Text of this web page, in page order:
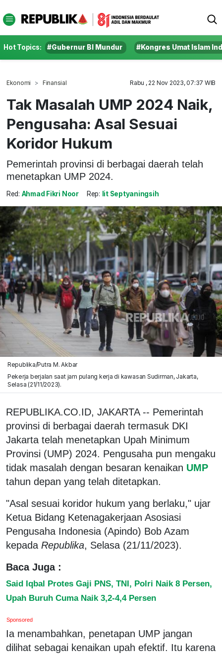
Hot Topics: #Gubernur BI Mundur #Kongres Umat Islam
Ekonomi Finansial Rabu , 22 Nov 2023, 07:37 WIB
Tak Masalah UMP 2024 Naik,
Pengusaha: Asal Sesuai
Koridor Hukum
Pemerintah provinsi di berbagai daerah telah
menetapkan UMP 2024.
Red: Ahmad Fikri Noor Rep: Iit Septyaningsih
Republika/Putra M. Akbar
Pekerja berjalan saat jam pulang kerja di kawasan Sudirman, Jakarta,
Selasa (21/11/2023).
REPUBLIKA.CO.ID, JAKARTA -- Pemerintah
provinsi di berbagai daerah termasuk DKI
Jakarta telah menetapkan Upah Minimum
Provinsi (UMP) 2024. Pengusaha pun mengaku
tidak masalah dengan besaran kenaikan UMP
tahun depan yang telah ditetapkan.
"Asal sesuai koridor hukum yang berlaku," ujar
Ketua Bidang Ketenagakerjaan Asosiasi
Pengusaha Indonesia (Apindo) Bob Azam
kepada Republika, Selasa (21/11/2023).
Baca Juga :
Said Iqbal Protes Gaji PNS, TNI, Polri Naik 8 Persen,
Upah Buruh Cuma Naik 3,2-4,4 Persen
Sponsored
Ia menambahkan, penetapan UMP jangan
dilihat sebagai kenaikan upah efektif. Itu karena